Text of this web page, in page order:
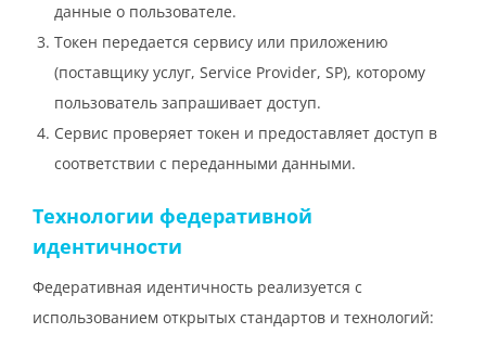
данные о пользователе.
Токен передается сервису или приложению
(поставщику услуг, Service Provider, SP), которому
пользователь запрашивает доступ.
Сервис проверяет токен и предоставляет доступ в
соответствии с переданными данными.
Технологии федеративной
идентичности
Федеративная идентичность реализуется с
использованием открытых стандартов и технологий: